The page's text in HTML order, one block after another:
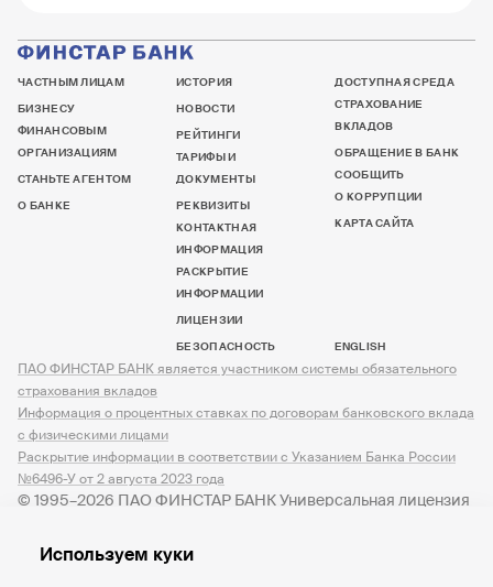
ЧАСТНЫМ ЛИЦАМ
БИЗНЕСУ
ФИНАНСОВЫМ
ОРГАНИЗАЦИЯМ
СТАНЬТЕ АГЕНТОМ
О БАНКЕ
ИСТОРИЯ
НОВОСТИ
РЕЙТИНГИ
ТАРИФЫ И
ДОКУМЕНТЫ
РЕКВИЗИТЫ
КОНТАКТНАЯ
ИНФОРМАЦИЯ
РАСКРЫТИЕ
ИНФОРМАЦИИ
ЛИЦЕНЗИИ
БЕЗОПАСНОСТЬ
ДОСТУПНАЯ СРЕДА
СТРАХОВАНИЕ
ВКЛАДОВ
ОБРАЩЕНИЕ В БАНК
СООБЩИТЬ
О КОРРУПЦИИ
КАРТА САЙТА
ENGLISH
© 1995–2026 ПАО ФИНСТАР БАНК Универсальная лицензия
ПАО ФИНСТАР БАНК является участником системы обязательного
страхования вкладов
Информация о процентных ставках по договорам банковского вклада
с физическими лицами
Раскрытие информации в соответствии с Указанием Банка России
№6496-У от 2 августа 2023 года
Используем куки